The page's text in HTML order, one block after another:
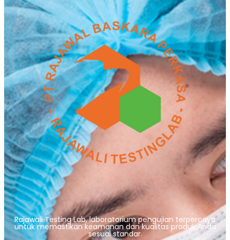
Rajawali Testing Lab, laboratorium pengujian terpercaya
untuk memastikan keamanan dan kualitas produk Anda
sesuai standar.